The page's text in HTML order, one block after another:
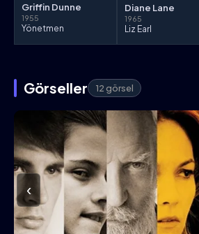
Griffin Dunne
1955
Yönetmen
Diane Lane
1965
Liz Earl
Görseller 12 görsel
‹